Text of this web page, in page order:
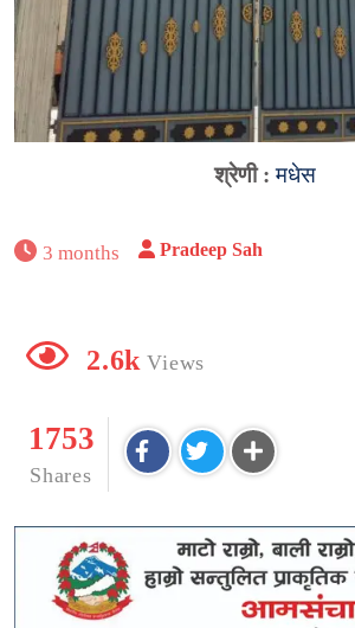
श्रेणी :मधेस
3 months Pradeep Sah
2.6k Views
1753
Shares